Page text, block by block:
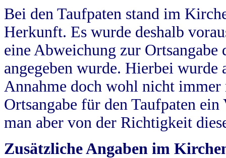
Bei den Taufpaten stand im
Herkunft. Es wurde deshalb
eine Abweichung zur
angegeben wurde. Hierbei wurde
Annahme doch wohl nicht
Ortsangabe für den Taufpaten
man aber von der Richtigkeit
Zusätzliche Angaben im